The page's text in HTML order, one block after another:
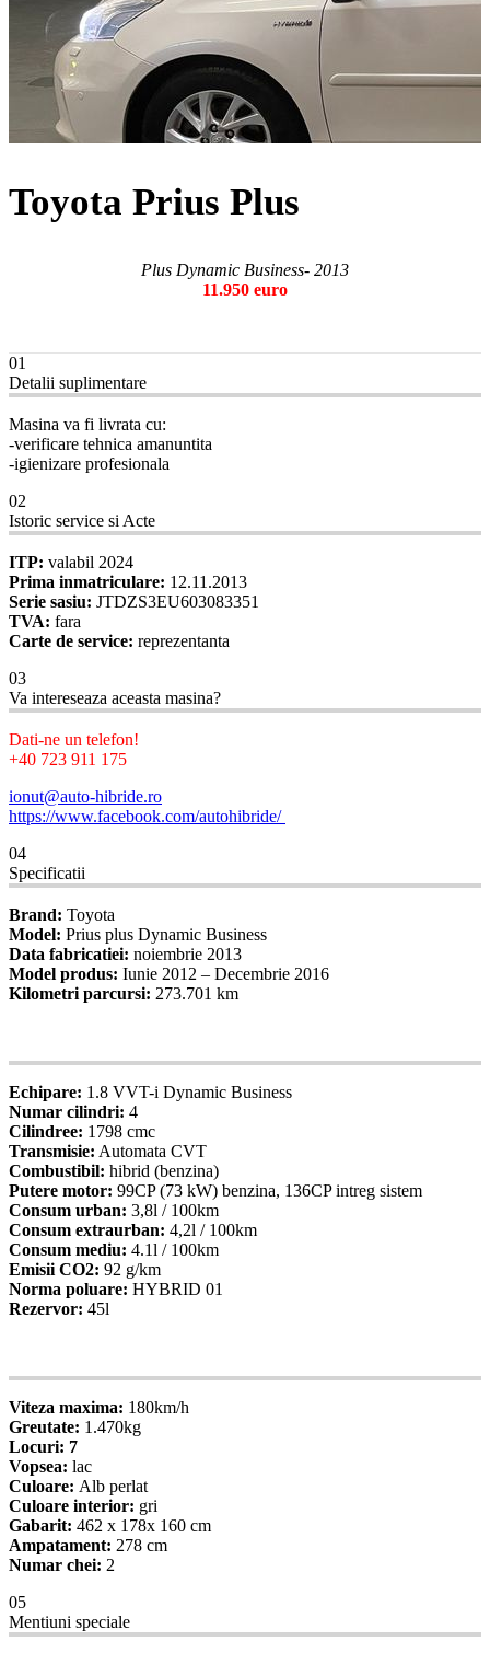
Toyota Prius Plus
Plus Dynamic Business- 2013
11.950 euro
01
Detalii suplimentare
Masina va fi livrata cu:
-verificare tehnica amanuntita
-igienizare profesionala
02
Istoric service si Acte
ITP: valabil 2024
Prima inmatriculare: 12.11.2013
Serie sasiu: JTDZS3EU603083351
TVA: fara
Carte de service: reprezentanta
03
Va intereseaza aceasta masina?
Dati-ne un telefon!
+40 723 911 175
ionut@auto-hibride.ro
https://www.facebook.com/autohibride/
04
Specificatii
Brand: Toyota
Model: Prius plus Dynamic Business
Data fabricatiei: noiembrie 2013
Model produs: Iunie 2012 – Decembrie 2016
Kilometri parcursi: 273.701 km
Echipare: 1.8 VVT-i Dynamic Business
Numar cilindri: 4
Cilindree: 1798 cmc
Transmisie: Automata CVT
Combustibil: hibrid (benzina)
Putere motor: 99CP (73 kW) benzina, 136CP intreg sistem
Consum urban: 3,8l / 100km
Consum extraurban: 4,2l / 100km
Consum mediu: 4.1l / 100km
Emisii CO2: 92 g/km
Norma poluare: HYBRID 01
Rezervor: 45l
Viteza maxima: 180km/h
Greutate: 1.470kg
Locuri: 7
Vopsea: lac
Culoare: Alb perlat
Culoare interior: gri
Gabarit: 462 x 178x 160 cm
Ampatament: 278 cm
Numar chei: 2
05
Mentiuni speciale